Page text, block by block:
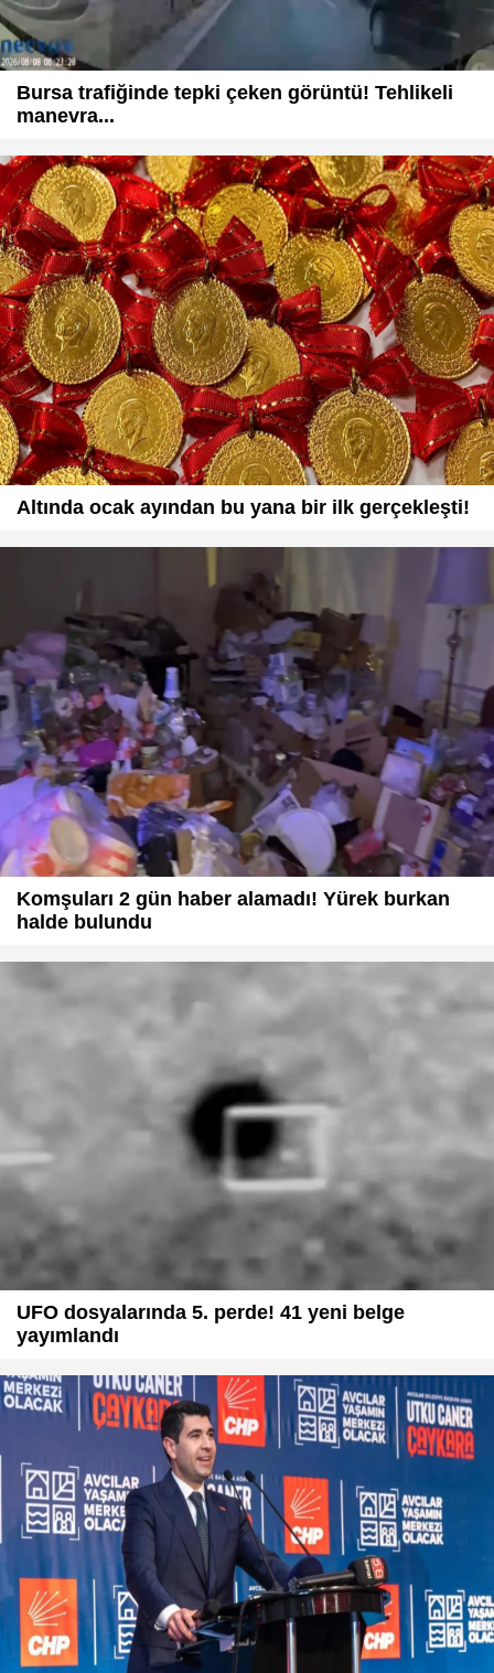
Bursa trafiğinde tepki çeken görüntü! Tehlikeli
manevra...
Altında ocak ayından bu yana bir ilk gerçekleşti!
Komşuları 2 gün haber alamadı! Yürek burkan
halde bulundu
UFO dosyalarında 5. perde! 41 yeni belge
yayımlandı